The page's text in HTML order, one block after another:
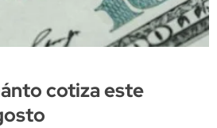
cotiza este